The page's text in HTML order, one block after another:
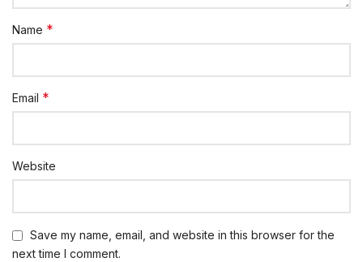
Name *
Email *
Website
Save my name, email, and website in this browser for the
next time I comment.